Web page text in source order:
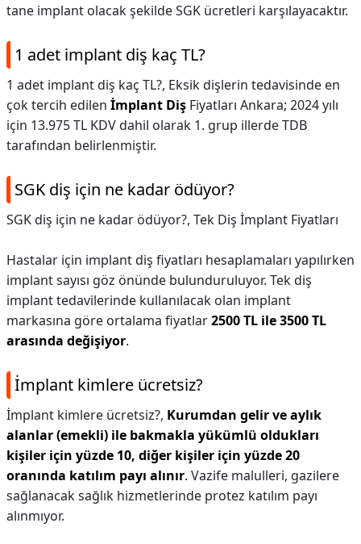
tane implant olacak şekilde SGK ücretleri karşılayacaktır.
1 adet implant diş kaç TL?
1 adet implant diş kaç TL?, Eksik dişlerin tedavisinde en
çok tercih edilen İmplant Diş Fiyatları Ankara; 2024 yılı
için 13.975 TL KDV dahil olarak 1. grup illerde TDB
tarafından belirlenmiştir.
SGK diş için ne kadar ödüyor?
SGK diş için ne kadar ödüyor?, Tek Diş İmplant Fiyatları
Hastalar için implant diş fiyatları hesaplamaları yapılırken
implant sayısı göz önünde bulunduruluyor. Tek diş
implant tedavilerinde kullanılacak olan implant
markasına göre ortalama fiyatlar2500 TL ile 3500 TL
arasında değişiyor.
İmplant kimlere ücretsiz?
İmplant kimlere ücretsiz?, Kurumdan gelir ve aylık
alanlar (emekli) ile bakmakla yükümlü oldukları
kişiler için yüzde 10, diğer kişiler için yüzde 20
oranında katılım payı alınır. Vazife malulleri, gazilere
sağlanacak sağlık hizmetlerinde protez katılım payı
alınmıyor.